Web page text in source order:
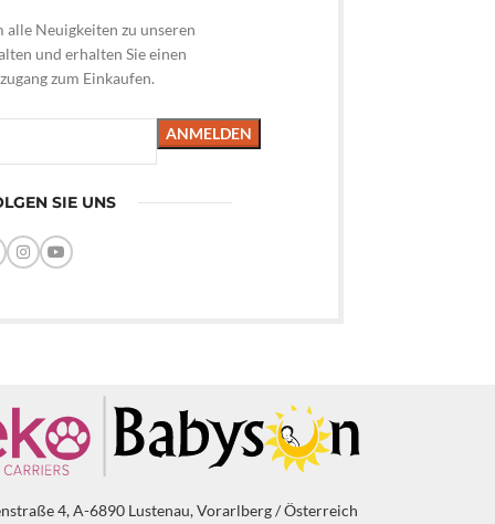
alle Neuigkeiten zu unseren
und erhalten Sie einen
zum Einkaufen.
SIE UNS
4, A-6890 Lustenau, Vorarlberg / Österreich